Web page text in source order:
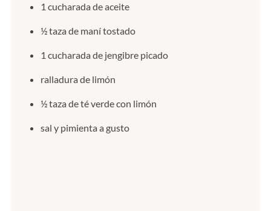
1 cucharada de aceite
½ taza de maní tostado
1 cucharada de jengibre picado
ralladura de limón
½ taza de té verde con limón
sal y pimienta a gusto